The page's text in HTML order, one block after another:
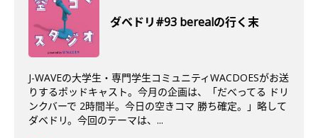
ダベドリ#93 berealの行く末
J-WAVEの大学生・専門学生コミュニティWACDOESがお送
りするポッドキャスト。今月の企画は、「だべってる ドリ
ンクバーで 2時間半。今日の空きコマ 勝ち確定。」略して
ダベドリ。今回のテーマは、...